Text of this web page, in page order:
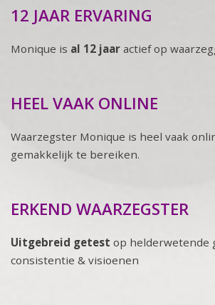
12 JAAR ERVARING
Monique is al 12 jaar actief op
HEEL VAAK ONLINE
Waarzegster Monique is heel vaak
gemakkelijk te bereiken.
ERKEND WAARZEGSTER
Uitgebreid getest op helderwetende
consistentie & visioenen